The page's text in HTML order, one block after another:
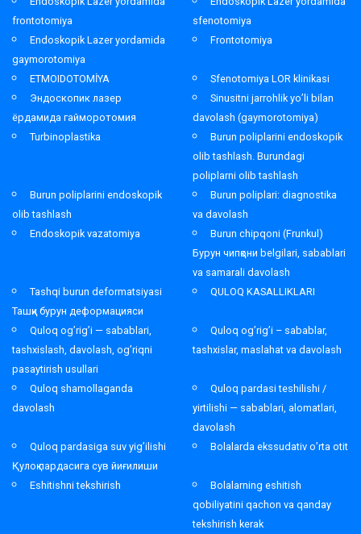
frontotomiya
sfenotomiya
Endoskopik Lazer yordamida
gaymorotomiya
Frontotomiya
ETMOIDOTOMİYA
Sfenotomiya LOR klinikasi
Эндоскопик лазер
ёрдамида гайморотомия
Sinusitni jarrohlik yo’li bilan
davolash (gaymorotomiya)
Turbinoplastika
Burun poliplarini endoskopik
olib tashlash. Burundagi
poliplarni olib tashlash
Burun poliplarini endoskopik
olib tashlash
Burun poliplari: diagnostika
va davolash
Endoskopik vazatomiya
Burun chipqoni (Frunkul)
Бурун чипқони belgilari, sabablari
va samarali davolash
Tashqi burun deformatsiyasi
Ташқи бурун деформацияси
QULOQ KASALLIKLARI
Quloq og’rig’i — sabablari,
tashxislash, davolash, og’riqni
pasaytirish usullari
Quloq og’rig’i – sabablar,
tashxislar, maslahat va davolash
Quloq shamollaganda
davolash
Quloq pardasi teshilishi /
yirtilishi — sabablari, alomatlari,
davolash
Quloq pardasiga suv yig’ilishi
Қулоқ пардасига сув йиғилиши
Bolalarda ekssudativ o’rta otit
Eshitishni tekshirish
Bolalarning eshitish
qobiliyatini qachon va qanday
tekshirish kerak